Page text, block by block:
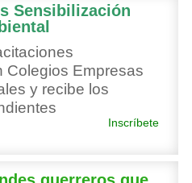
Sensibilización
Colegios Empresas
y recibe los
Inscríbete